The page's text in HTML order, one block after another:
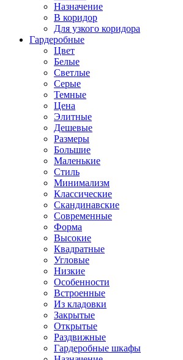
Назначение
В коридор
Для узкого коридора
Гардеробные
Цвет
Белые
Светлые
Серые
Темные
Цена
Элитные
Дешевые
Размеры
Большие
Маленькие
Стиль
Минимализм
Классические
Скандинавские
Современные
Форма
Высокие
Квадратные
Угловые
Низкие
Особенности
Встроенные
Из кладовки
Закрытые
Открытые
Раздвижные
Гардеробные шкафы